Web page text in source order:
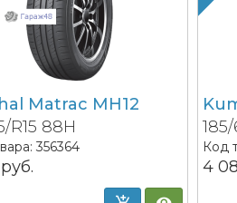
Matrac MH12
R15 88H
356364
руб.
Код
4